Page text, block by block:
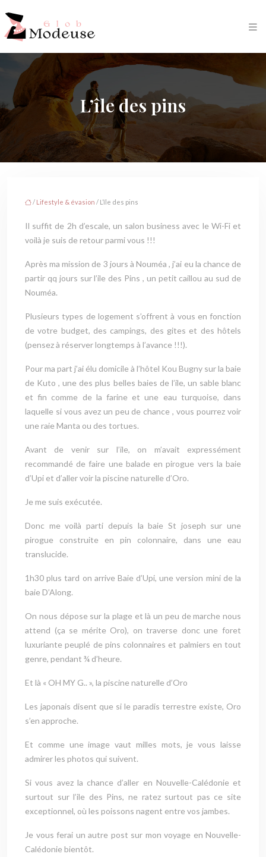
L’île des pins
/ Lifestyle & évasion / L’île des pins
Il suffit de 2h d’escale, un salon business avec le Wi-Fi et
voilà je suis de retour parmi vous !!!
Après ma mission de 3 jours à Nouméa , j’ai eu la chance de
partir qq jours sur l’ile des Pins , un petit caillou au sud de
Nouméa.
Plusieurs types de logement s’offrent à vous en fonction
de votre budget, des campings, des gites et des hôtels
(pensez à réserver longtemps à l’avance !!!).
Pour ma part j’ai élu domicile à l’hôtel Kou Bugny sur la baie
de Kuto , une des plus belles baies de l’ile, un sable blanc
et fin comme de la farine et une eau turquoise, dans
laquelle si vous avez un peu de chance , vous pourrez voir
une raie Manta ou des tortues.
Avant de venir sur l’ile, on m’avait expressément
recommandé de faire une balade en pirogue vers la baie
d’Upi et d’aller voir la piscine naturelle d’Oro.
Je me suis exécutée.
Donc me voilà parti depuis la baie St joseph sur une
pirogue construite en pin colonnaire, dans une eau
translucide.
1h30 plus tard on arrive Baie d’Upi, une version mini de la
baie D’Along.
On nous dépose sur la plage et là un peu de marche nous
attend (ça se mérite Oro), on traverse donc une foret
luxuriante peuplé de pins colonnaires et palmiers en tout
genre, pendant ¾ d’heure.
Et là « OH MY G.. », la piscine naturelle d’Oro
Les japonais disent que si le paradis terrestre existe, Oro
s’en approche.
Et comme une image vaut milles mots, je vous laisse
admirer les photos qui suivent.
Si vous avez la chance d’aller en Nouvelle-Calédonie et
surtout sur l’ile des Pins, ne ratez surtout pas ce site
exceptionnel, où les poissons nagent entre vos jambes.
Je vous ferai un autre post sur mon voyage en Nouvelle-
Calédonie bientôt.